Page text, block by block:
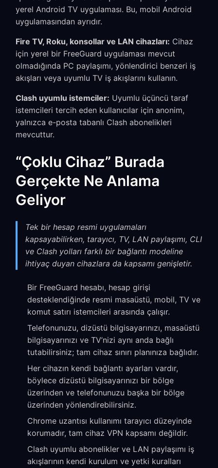
yerel Android TV uygulaması. Bu, mobil Android
uygulamasından ayrıdır.
Fire TV, Roku, konsollar ve LAN cihazları: Cihaz
için yerel bir FreeGuard uygulaması mevcut
olmadığında PC paylaşımı, yönlendirici benzeri iş
akışları veya uyumlu TV iş akışlarını kullanın.
Clash uyumlu istemciler: Uyumlu üçüncü taraf
istemcileri tercih eden kullanıcılar için anonim,
yalnızca e-posta tabanlı Clash abonelikleri
mevcuttur.
“Çoklu Cihaz” Burada
Gerçekte Ne Anlama
Geliyor
Tek bir hesap resmi uygulamaları
kapsayabilirken, tarayıcı, TV, LAN paylaşımı, CLI
ve Clash yolları farklı bir bağlantı modeline
ihtiyaç duyan cihazlara da kapsamı genişletir.
Bir FreeGuard hesabı, hesap girişi
desteklendiğinde resmi masaüstü, mobil, TV ve
komut satırı istemcileri arasında çalışır.
Telefonunuzu, dizüstü bilgisayarınızı, masaüstü
bilgisayarınızı ve TV’nizi aynı anda bağlı
tutabilirsiniz; tam cihaz sınırı planınıza bağlıdır.
Her cihazın kendi bağlantı ayarları vardır,
böylece dizüstü bilgisayarınızı bir bölge
üzerinden ve telefonunuzu başka bir bölge
üzerinden yönlendirebilirsiniz.
Chrome uzantısı kullanımı tarayıcı düzeyinde
korumadır, tam cihaz VPN kapsamı değildir.
Clash uyumlu abonelikler ve LAN paylaşımı iş
akışlarının kendi kurulum ve yetki kuralları